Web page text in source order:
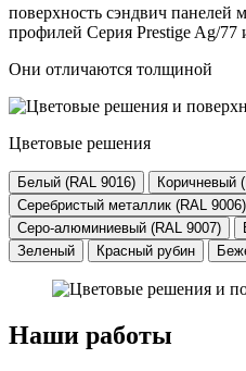
поверхность сэндвич панелей
профилей Серия Prestige Ag/77
Они отличаются толщиной
Цветовые решения
Белый (RAL 9016)
Коричневый
Серебристый металлик (RAL 9006)
Серо-алюминиевый (RAL 9007)
Зеленый
Красный рубин
Наши работы